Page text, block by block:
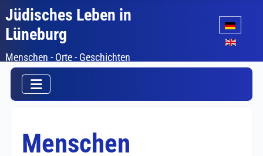
Jüdisches Leben in
Lüneburg
Menschen - Orte - Geschichten
Sprache